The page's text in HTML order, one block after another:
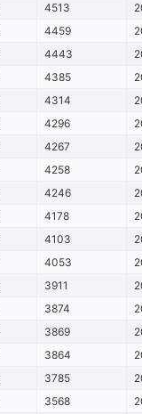
4513
4459
4443
4385
4314
4296
4267
4258
4246
4178
4103
4053
3911
3874
3869
3864
3785
3568